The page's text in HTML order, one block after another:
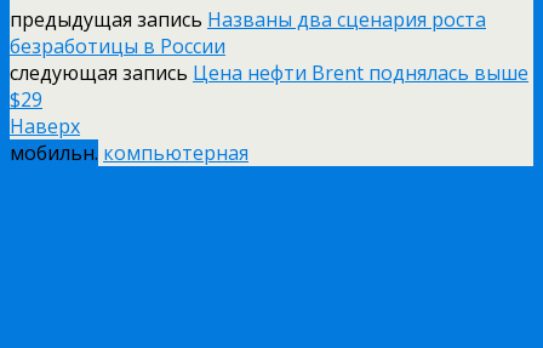
предыдущая запись Названы два сценария роста
безработицы в России
следующая запись Цена нефти Brent поднялась выше
$29
Наверх
мобильн. компьютерная